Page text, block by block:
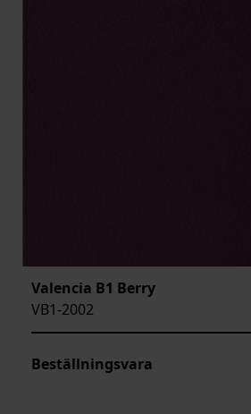
Valencia B1 Berry
VB1-2002
Beställningsvara